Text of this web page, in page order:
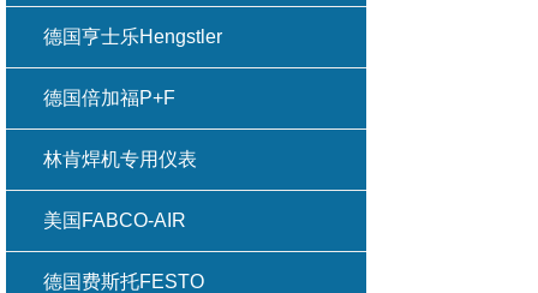
德国亨士乐Hengstler
德国倍加福P+F
林肯焊机专用仪表
美国FABCO-AIR
德国费斯托FESTO